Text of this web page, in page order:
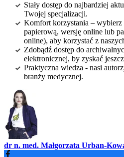
Stały dostęp do najbardziej
Twojej specjalizacji.
Komfort korzystania – wybierz
papierową, wersję online lub
online), aby korzystać z
Zdobądź dostęp do
elektronicznej, by zyskać
Praktyczna wiedza - nasi
branży medycznej.
dr n. med. Małgorzata Urban-